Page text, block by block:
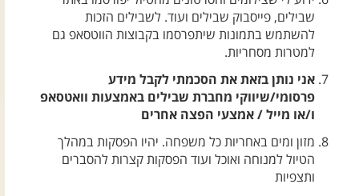
שבילים, פייסבוק שבילים ועוד. לשבילים הזכות
להשתמש בתמונות שיתפרסמו בקבוצות הווטסאפ גם
למטרות מסחריות.
אני נותן בזאת את הסכמתי לקבל מידע
פרסומי/שיווקי מחברת שבילים באמצעות וואטסאפ
ו/או מייל / אמצעי הפצה אחרים
מזון ומים באחריות כל משפחה. יהיו הפסקות במהלך
הטיול למנוחה ואוכל ועוד הפסקות קצרות להסברים
ותצפיות